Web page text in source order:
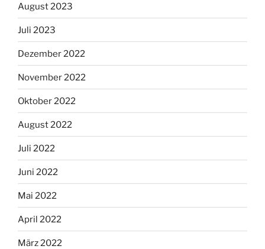
August 2023
Juli 2023
Dezember 2022
November 2022
Oktober 2022
August 2022
Juli 2022
Juni 2022
Mai 2022
April 2022
März 2022